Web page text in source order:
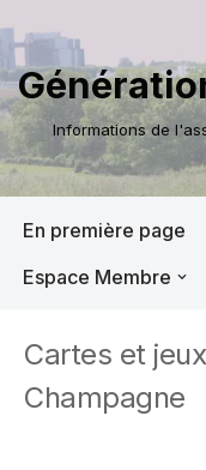
Aller
au
contenu
Informations de
En première page
Espace Membre
Cartes et
Champagne